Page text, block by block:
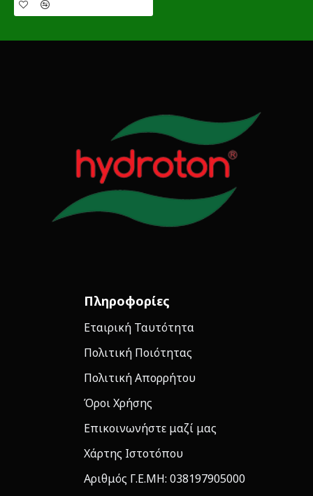
Πληροφορίες
Εταιρική Ταυτότητα
Πολιτική Ποιότητας
Πολιτική Απορρήτου
Όροι Χρήσης
Επικοινωνήστε μαζί μας
Χάρτης Ιστοτόπου
Αριθμός Γ.Ε.ΜΗ: 038197905000